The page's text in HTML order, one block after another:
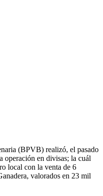
(BPVB) realizó, el pasado
operación en divisas; la cuál
local con la venta de 6
valorados en 23 mil